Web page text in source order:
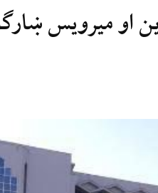
او میرویس